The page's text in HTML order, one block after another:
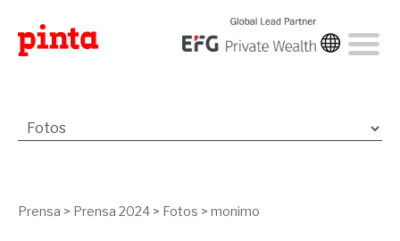
Prensa > Prensa 2024 > Fotos > monimo